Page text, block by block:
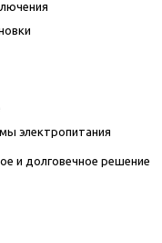
электропитания
и долговечное решение